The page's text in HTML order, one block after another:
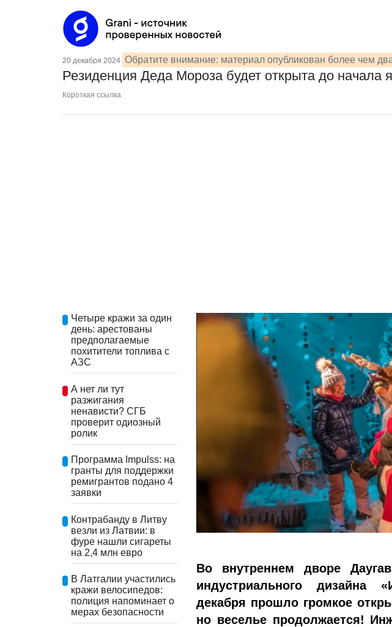
20 декабря 2024 Обратите внимание: материал опубликован более чем
Резиденция Деда Мороза будет открыта до начала
Короткая ссылка
Четыре кражи за один
день: арестованы
предполагаемые
похитители топлива с
АЗС
А нет ли тут
разжигания
ненависти? СГБ
проверит одиозный
ролик
Программа Impulss: на
гранты для поддержки
ремигрантов подано 4
заявки
Контрабанду в Литву
везли из Латвии: в
фуре нашли сигареты
на 2,4 млн евро
В Латгалии участились
кражи велосипедов:
полиция напоминает о
мерах безопасности
Во внутреннем дворе
индустриального дизайна
декабря прошло громкое
но веселье продолжается!